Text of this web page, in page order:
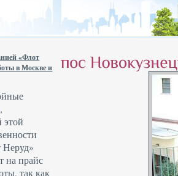
«Флот
в Москве и
этой
на прайс
, так как